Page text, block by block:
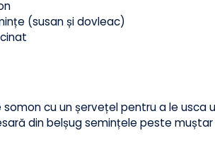
friteuza cu aer cald: se
bogat în Omega-3.
(susan și dovleac)